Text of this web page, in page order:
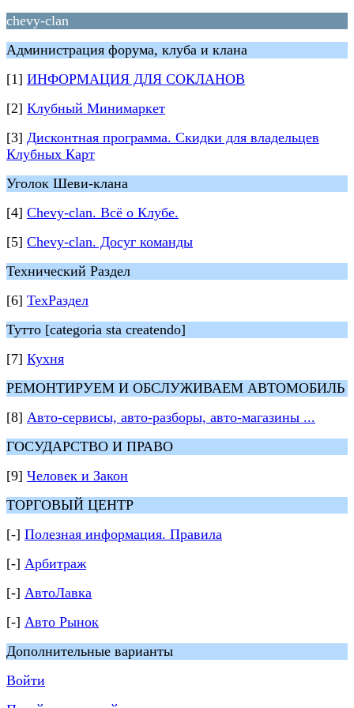
chevy-clan
Администрация форума, клуба и клана
[1] ИНФОРМАЦИЯ ДЛЯ СОКЛАНОВ
[2] Клубный Минимаркет
[3] Дисконтная программа. Скидки для владельцев
Клубных Карт
Уголок Шеви-клана
[4] Chevy-clan. Всё о Клубе.
[5] Chevy-clan. Досуг команды
Технический Раздел
[6] ТехРаздел
Тутто [categoria sta createndo]
[7] Кухня
РЕМОНТИРУЕМ И ОБСЛУЖИВАЕМ АВТОМОБИЛЬ
[8] Авто-сервисы, авто-разборы, авто-магазины ...
ГОСУДАРСТВО И ПРАВО
[9] Человек и Закон
ТОРГОВЫЙ ЦЕНТР
[-] Полезная информация. Правила
[-] Арбитраж
[-] АвтоЛавка
[-] Авто Рынок
Дополнительные варианты
Войти